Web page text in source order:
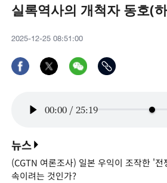
실록역사의 개척자 동호(
2025-12-25 08:51:00
00:00 / 25:19
뉴스
(CGTN 여론조사) 일본 우익이 조작한 '
속이려는 것인가?